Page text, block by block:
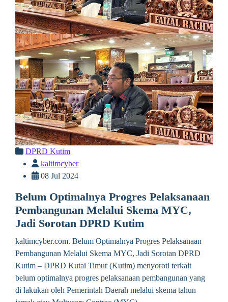
DPRD Kutim
kaltimcyber
08 Jul 2024
Belum Optimalnya Progres Pelaksanaan
Pembangunan Melalui Skema MYC,
Jadi Sorotan DPRD Kutim
kaltimcyber.com. Belum Optimalnya Progres Pelaksanaan
Pembangunan Melalui Skema MYC, Jadi Sorotan DPRD
Kutim – DPRD Kutai Timur (Kutim) menyoroti terkait
belum optimalnya progres pelaksanaan pembangunan yang
di lakukan oleh Pemerintah Daerah melalui skema tahun